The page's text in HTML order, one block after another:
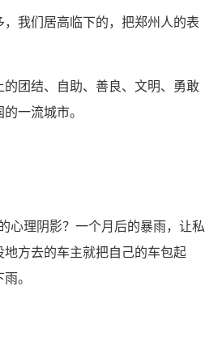
我们居高临下的，把郑州人的表
团结、自助、善良、文明、勇敢
一流城市。
心理阴影？一个月后的暴雨，让私
方去的车主就把自己的车包起
。